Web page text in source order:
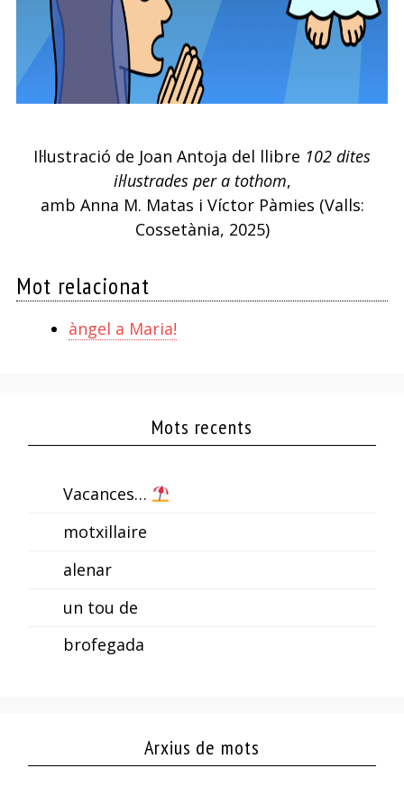
Il·lustració de Joan Antoja del llibre 102 dites
il·lustrades per a tothom,
amb Anna M. Matas i Víctor Pàmies (Valls:
Cossetània, 2025)
Mot relacionat
àngel a Maria!
Mots recents
Vacances…
motxillaire
alenar
un tou de
brofegada
Arxius de mots